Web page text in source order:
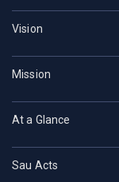
Vision
Mission
At a Glance
Sau Acts